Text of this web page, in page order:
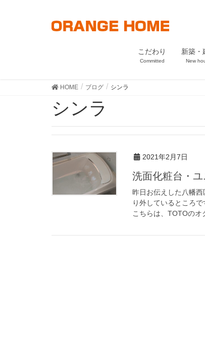
こだわり
Committed
新築・
New
HOME ブログ シンラ
シンラ
2021年2月7日
洗面化粧台・
昨日お伝えした八幡
り外しているところ
こちらは、TOTOの